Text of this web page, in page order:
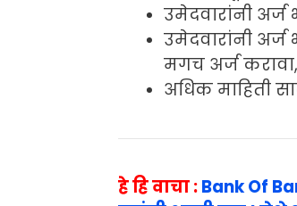
उमेदवारांनी
उमेदवारांनी
मगच अर्ज
अधिक माहिती
हे हि वाचा :Bank Of